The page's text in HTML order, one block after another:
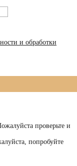
и обработки
проверьте и
попробуйте